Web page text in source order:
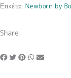
Ετικέτα: Newborn by
Share: